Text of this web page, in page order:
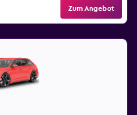
Zum Angebot